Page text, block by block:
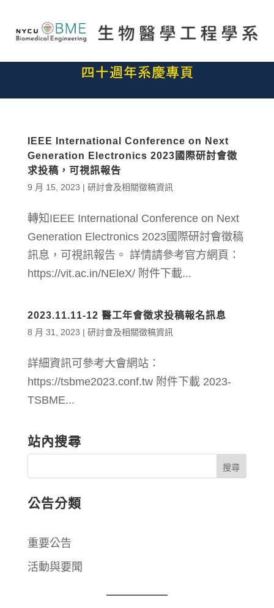
IEEE International Conference on Next
Generation Electronics 2023國際研討會徵
求投稿，可視訊報告
9 月 15, 2023 | 研討會及相關徵稿資訊
轉知IEEE International Conference on Next
Generation Electronics 2023國際研討會徵稿
訊息，可視訊報告。 詳情請參考官方網頁：
https://vit.ac.in/NEleX/ 附件下載...
2023.11.11-12 醫工年會徵求投稿報名訊息
8 月 31, 2023 | 研討會及相關徵稿資訊
詳細資訊可參考大會網站：
https://tsbme2023.conf.tw 附件下載 2023-
TSBME...
站內搜尋
公告分類
重要公告
活動與要聞